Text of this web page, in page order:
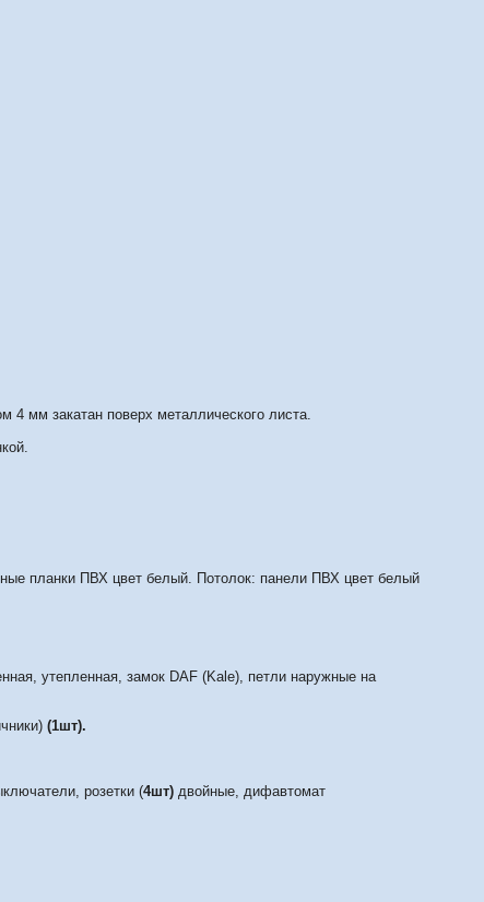
4 мм закатан поверх металлического листа.
планки ПВХ цвет белый. Потолок: панели ПВХ цвет белый
утепленная, замок DAF (Kale), петли наружные на
(1шт).
розетки (4шт) двойные, дифавтомат